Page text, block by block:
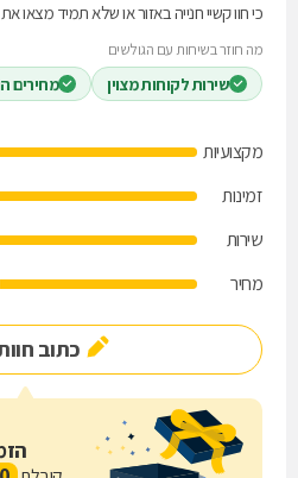
כי חוו קשיי חנייה באזור או שלא תמיד מצאו
מה חוזר בשיחות עם הגולשים
שירות לקוחות מצוין מחירים
מקצועיות
זמינות
שירות
מחיר
כתוב